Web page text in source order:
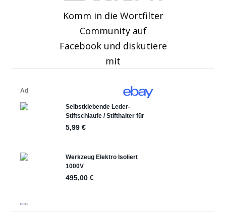
Komm in die Wortfilter
Community auf
Facebook und diskutiere
mit